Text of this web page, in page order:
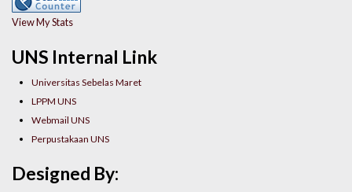
UNS Internal Link
Universitas Sebelas Maret
LPPM UNS
Webmail UNS
Perpustakaan UNS
View My Stats
Designed By: